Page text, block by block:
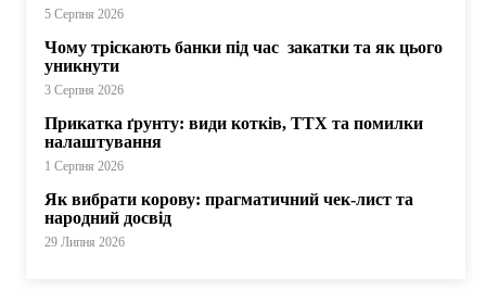
5 Серпня 2026
Чому тріскають банки під час закатки та як цього
уникнути
3 Серпня 2026
Прикатка ґрунту: види котків, ТТХ та помилки
налаштування
1 Серпня 2026
Як вибрати корову: прагматичний чек-лист та
народний досвід
29 Липня 2026